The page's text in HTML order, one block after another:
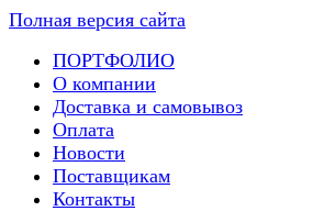
Полная версия сайта
ПОРТФОЛИО
О компании
Доставка и самовывоз
Оплата
Новости
Поставщикам
Контакты